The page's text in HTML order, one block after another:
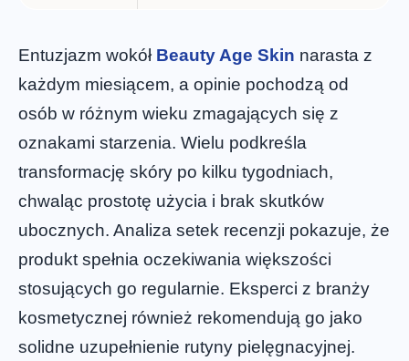
Entuzjazm wokół Beauty Age Skin narasta z
każdym miesiącem, a opinie pochodzą od
osób w różnym wieku zmagających się z
oznakami starzenia. Wielu podkreśla
transformację skóry po kilku tygodniach,
chwaląc prostotę użycia i brak skutków
ubocznych. Analiza setek recenzji pokazuje, że
produkt spełnia oczekiwania większości
stosujących go regularnie. Eksperci z branży
kosmetycznej również rekomendują go jako
solidne uzupełnienie rutyny pielęgnacyjnej.